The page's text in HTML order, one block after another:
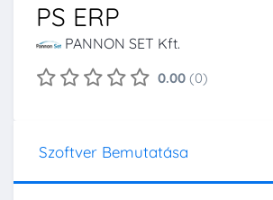
PS ERP
PANNON SET Kft.
0.00 (0)
Szoftver Bemutatása